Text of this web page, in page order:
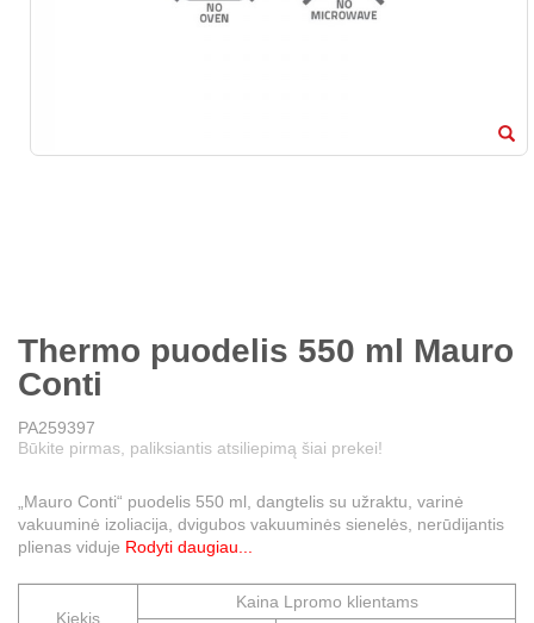
Thermo puodelis 550 ml Mauro
Conti
PA259397
Būkite pirmas, paliksiantis atsiliepimą šiai prekei!
„Mauro Conti“ puodelis 550 ml, dangtelis su užraktu, varinė
vakuuminė izoliacija, dvigubos vakuuminės sienelės, nerūdijantis
plienas viduje Rodyti daugiau...
Kiekis
Kaina Lpromo klientams